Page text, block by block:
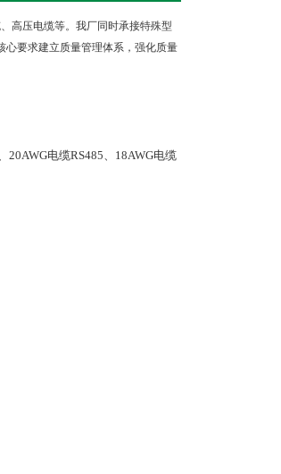
高压电缆等。我厂同时承接特殊型
心要求建立质量管理体系，强化质量
20AWG电缆RS485、 18AWG电缆